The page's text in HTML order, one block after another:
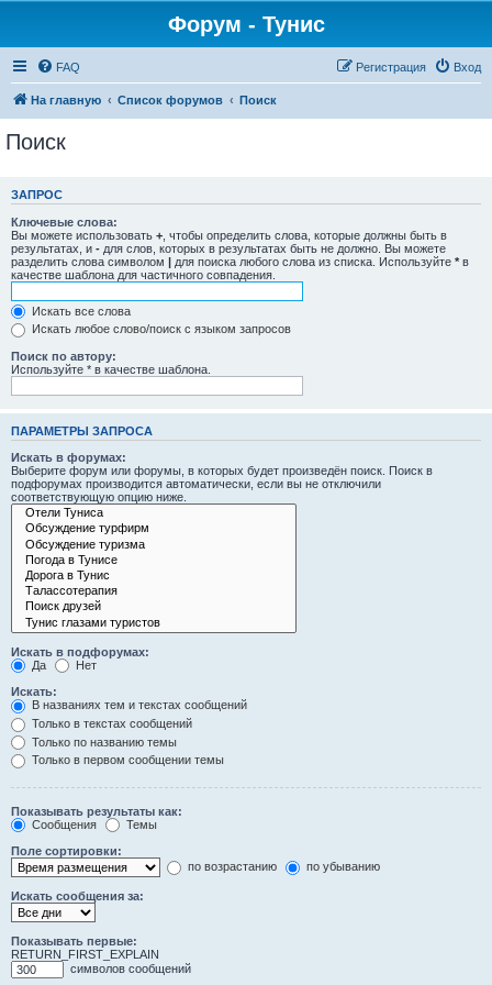
Форум - Тунис
FAQ Вход
Регистрация
На главную Список форумов Поиск
Поиск
ЗАПРОС
Ключевые слова:
Вы можете использовать + , чтобы определить слова, которые должны быть в
результатах, и - для слов, которых в результатах быть не должно. Вы можете
разделить слова символом | для поиска любого слова из списка. Используйте * в
качестве шаблона для частичного совпадения.
Искать все слова
Искать любое слово/поиск с языком запросов
Поиск по автору:
Используйте * в качестве шаблона.
ПАРАМЕТРЫ ЗАПРОСА
Искать в форумах:
Выберите форум или форумы, в которых будет произведён поиск. Поиск в
подфорумах производится автоматически, если вы не отключили
соответствующую опцию ниже.
Искать в подфорумах:
Да
Нет
Искать:
В названиях тем и текстах сообщений
Только в текстах сообщений
Только по названию темы
Только в первом сообщении темы
Показывать результаты как:
Сообщения
Темы
Поле сортировки:
по возрастанию
по убыванию
Искать сообщения за:
Показывать первые:
RETURN_FIRST_EXPLAIN
символов сообщений